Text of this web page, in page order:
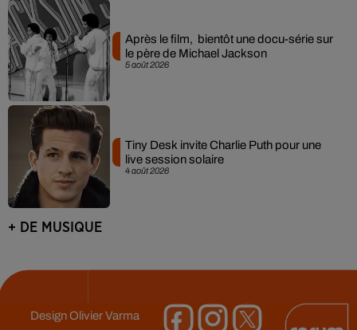
5 août 2026
Après le film, bientôt une docu-série sur
le père de Michael Jackson
4 août 2026
Tiny Desk invite Charlie Puth pour une
live session solaire
+ DE MUSIQUE
DesignOlivier Varma